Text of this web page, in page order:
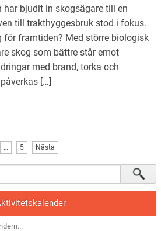
har bjudit in skogsägare till en
till trakthyggesbruk stod i fokus.
för framtiden? Med större biologisk
skog som bättre står emot
med brand, torka och
[…]
… 5 Nästa